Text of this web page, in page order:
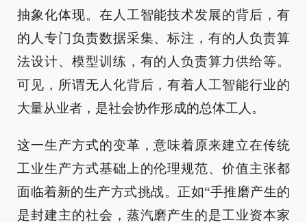
抽象化体现。在人工智能技术发展的背后，有
的人专门负责数据采集、标注，有的人负责算
法设计、模型训练，有的人负责算力供给等。
可见，所谓无人化背后，有着人工智能行业的
大量从业者，是社会协作形成的总体工人。
这一生产方式的变革，意味着原来建立在传统
工业生产方式基础上的伦理规范、价值主张都
面临着新的生产方式挑战。正如“手推磨产生的
是封建主的社会，蒸汽磨产生的是工业资本家